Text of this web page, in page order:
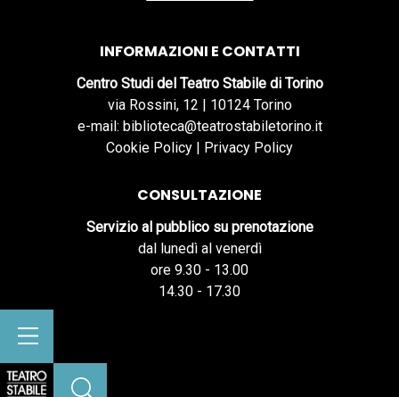
INFORMAZIONI E CONTATTI
Centro Studi del Teatro Stabile di Torino
via Rossini, 12 | 10124 Torino
e-mail: biblioteca@teatrostabiletorino.it
Cookie Policy | Privacy Policy
CONSULTAZIONE
Servizio al pubblico su prenotazione
dal lunedì al venerdì
ore 9.30 - 13.00
14.30 - 17.30